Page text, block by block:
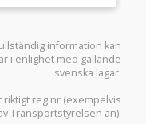
information kan
i enlighet med gällande
svenska lagar.
riktigt reg.nr (exempelvis
Transportstyrelsen än).